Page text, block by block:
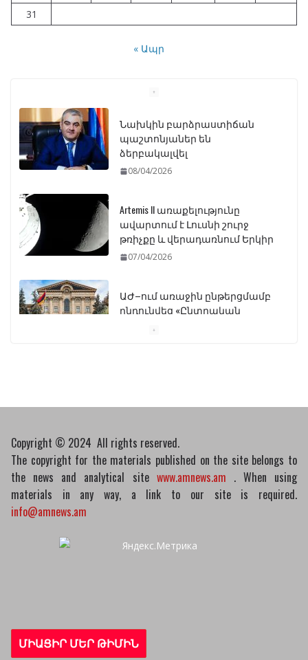
31
« Ապր
Նախկին բարձրաստիճան
պաշտոնյաներ են
ձերբակալվել
08/04/2026
Artemis II առաքելությունը
ավարտում է Լուսնի շուրջ
թռիչքը և վերադառնում Երկիր
07/04/2026
ԱԺ–ում առաջին ընթերցմամբ
ընդունվեց «Ընտրական
կբողոքարկի Գարեգին
սահմանափակման
վերացման որոշումը
13/04/2026
Copyright © 2024 All rights reserved.
The copyright for the materials published on the site belongs to
the news and analytical site www.amnews.am . When using
materials in any way, a link to our site is required.
info@amnews.am
ՄԻԱՑԻՐ ՄԵՐ ԹԻՄԻՆ